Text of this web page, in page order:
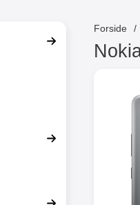
Forside